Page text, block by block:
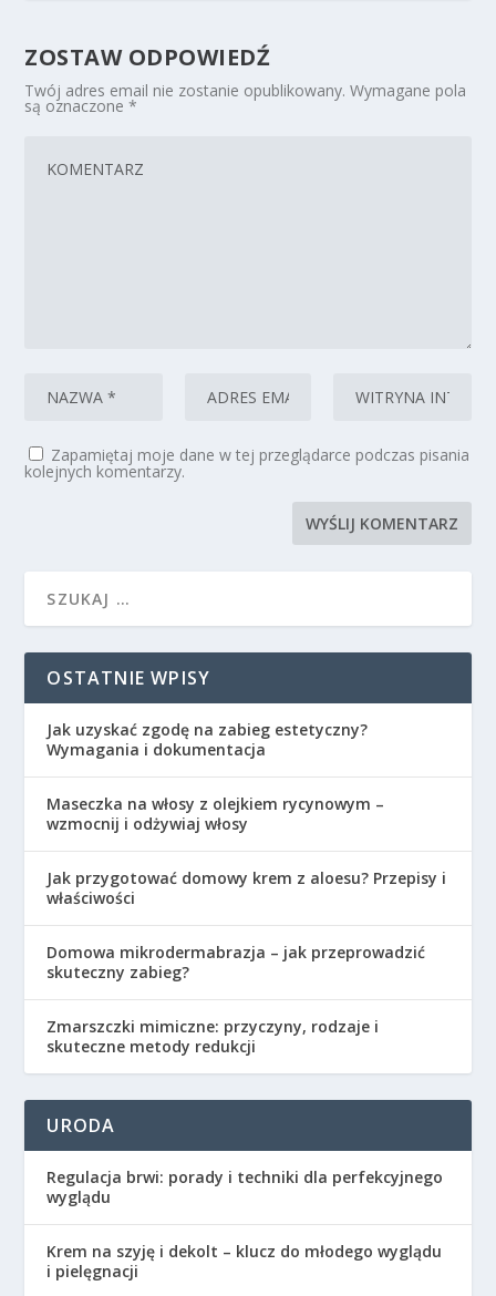
ZOSTAW ODPOWIEDŹ
Twój adres email nie zostanie opublikowany. Wymagane pola
są oznaczone*
Zapamiętaj moje dane w tej przeglądarce podczas pisania
kolejnych komentarzy.
OSTATNIE WPISY
Jak uzyskać zgodę na zabieg estetyczny?
Wymagania i dokumentacja
Maseczka na włosy z olejkiem rycynowym –
wzmocnij i odżywiaj włosy
Jak przygotować domowy krem z aloesu? Przepisy i
właściwości
Domowa mikrodermabrazja – jak przeprowadzić
skuteczny zabieg?
Zmarszczki mimiczne: przyczyny, rodzaje i
skuteczne metody redukcji
URODA
Regulacja brwi: porady i techniki dla perfekcyjnego
wyglądu
Krem na szyję i dekolt – klucz do młodego wyglądu
i pielęgnacji